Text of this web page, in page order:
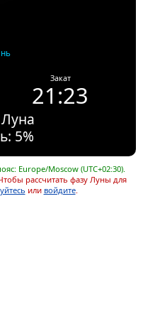
Закат
21:23
5%
Europe/Moscow (UTC+02:30).
рассчитать фазу Луны для
или войдите.